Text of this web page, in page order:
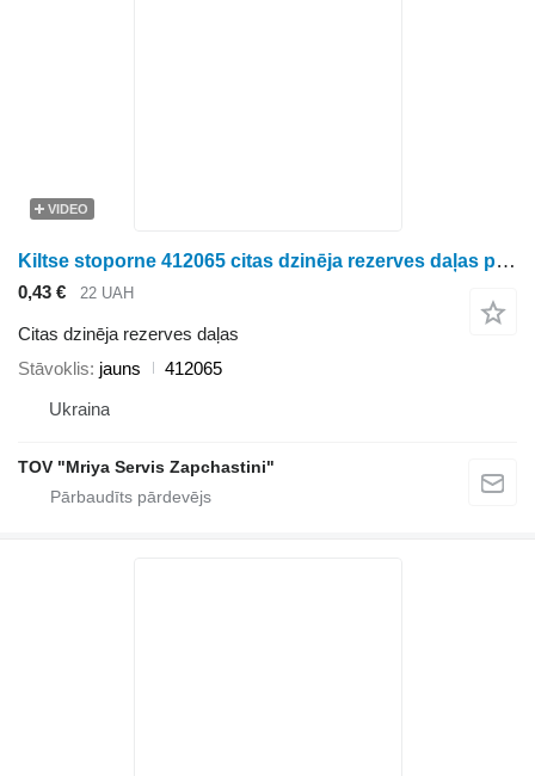
VIDEO
Kiltse stoporne 412065 citas dzinēja rezerves daļas paredzēts Ropa biešu kombaina
0,43 € 22 UAH
Citas dzinēja rezerves daļas
Stāvoklis jauns
412065
Ukraina
TOV "Mriya Servis Zapchastini"